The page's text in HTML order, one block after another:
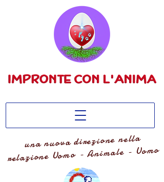
una nuova direzione nella
relazione Uomo - Animale - Uomo